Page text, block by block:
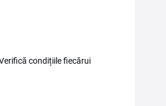
condițiile fiecărui